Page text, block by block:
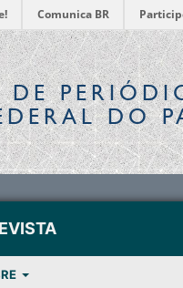
Comunica BR
DE
DO